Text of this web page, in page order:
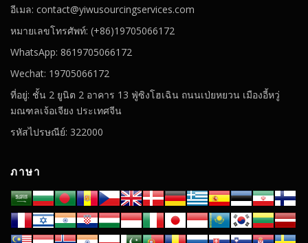
อีเมล: contact@yiwusourcingservices.com
หมายเลขโทรศัพท์: (+86)19705066172
WhatsApp: 8619705066172
Wechat: 19705066172
ที่อยู่: ชั้น 2 ยูนิต 2 อาคาร 13 ฟู่ซิงโฮเฉิน ถนนเป่ยหยวน เมืองอี้หวู่
มณฑลเจ้อเจียง ประเทศจีน
รหัสไปรษณีย์: 322000
ภาษา